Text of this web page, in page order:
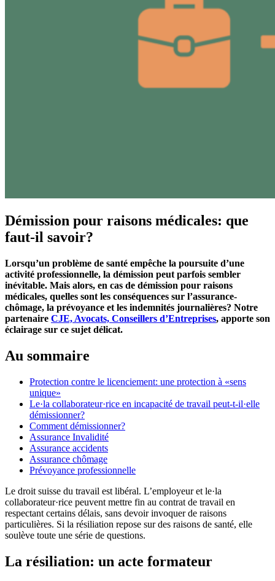
Démission pour raisons médicales: que
faut-il savoir?
Lorsqu’un problème de santé empêche la poursuite d’une
activité professionnelle, la démission peut parfois sembler
inévitable. Mais alors, en cas de démission pour raisons
médicales, quelles sont les conséquences sur l’assurance-
chômage, la prévoyance et les indemnités journalières? Notre
partenaire CJE, Avocats, Conseillers d’Entreprises, apporte son
éclairage sur ce sujet délicat.
Au sommaire
Protection contre le licenciement: une protection à «sens
unique»
Le·la collaborateur·rice en incapacité de travail peut-t-il·elle
démissionner?
Comment démissionner?
Assurance Invalidité
Assurance accidents
Assurance chômage
Prévoyance professionnelle
Le droit suisse du travail est libéral. L’employeur et le·la
collaborateur·rice peuvent mettre fin au contrat de travail en
respectant certains délais, sans devoir invoquer de raisons
particulières. Si la résiliation repose sur des raisons de santé, elle
soulève toute une série de questions.
La résiliation: un acte formateur